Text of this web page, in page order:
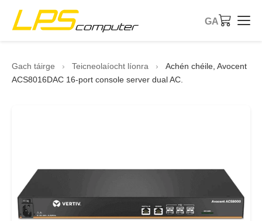
GA
Siopa eBay
Gach táirge › Teicneolaíocht líonra ›
Achén chéile, Avocent
ACS8016DAC 16-port console server dual AC.